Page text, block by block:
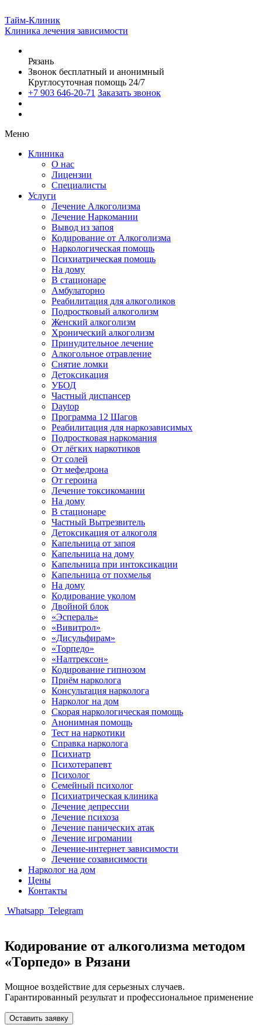
Тайм-Клиник
Клиника лечения зависимости
Рязань
Звонок бесплатный и анонимный
Круглосуточная помощь 24/7
+7 903 646-20-71 Заказать звонок
Меню
Клиника
О нас
Лицензии
Специалисты
Услуги
Лечение Алкоголизма
Лечение Наркомании
Вывод из запоя
Кодирование от Алкоголизма
Наркологическая помощь
Психиатрическая помощь
На дому
В стационаре
Амбулаторно
Реабилитация для алкоголиков
Подростковый алкоголизм
Женский алкоголизм
Хронический алкоголизм
Принудительное лечение
Алкогольное отравление
Снятие ломки
Детоксикация
УБОД
Частный диспансер
Daytop
Программа 12 Шагов
Реабилитация для наркозависимых
Подростковая наркомания
От лёгких наркотиков
От солей
От мефедрона
От героина
Лечение токсикомании
На дому
В стационаре
Частный Вытрезвитель
Детоксикация от алкоголя
Капельница от запоя
Капельница на дому
Капельница при интоксикации
Капельница от похмелья
На дому
Кодирование уколом
Двойной блок
«Эспераль»
«Вивитрол»
«Дисульфирам»
«Торпедо»
«Налтрексон»
Кодирование гипнозом
Приём нарколога
Консультация нарколога
Нарколог на дом
Скорая наркологическая помощь
Анонимная помощь
Тест на наркотики
Справка нарколога
Психиатр
Психотерапевт
Психолог
Семейный психолог
Психиатрическая клиника
Лечение депрессии
Лечение психоза
Лечение панических атак
Лечение игромании
Лечение-интернет зависимости
Лечение созависимости
Нарколог на дом
Цены
Контакты
Whatsapp Telegram
Кодирование от алкоголизма методом
«Торпедо» в Рязани
Мощное воздействие для серьезных случаев.
Гарантированный результат и профессиональное применение
Оставить заявку